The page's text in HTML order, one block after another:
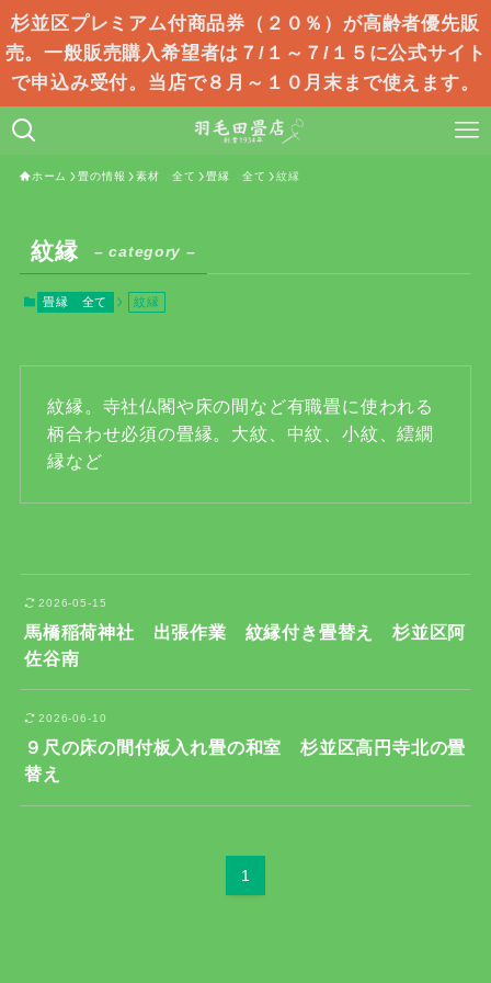
杉並区プレミアム付商品券（２０％）が高齢者優先販
売。一般販売購入希望者は７/１～７/１５に公式サイト
で申込み受付。当店で８月～１０月末まで使えます。
ホーム 畳の情報 素材 全て 畳縁 全て 紋縁
紋縁 – category –
畳縁 全て 紋縁
紋縁。寺社仏閣や床の間など有職畳に使われる
柄合わせ必須の畳縁。大紋、中紋、小紋、繧繝
縁など
2026-05-15
馬橋稲荷神社 出張作業 紋縁付き畳替え 杉並区阿
佐谷南
2026-06-10
９尺の床の間付板入れ畳の和室 杉並区高円寺北の畳
替え
1